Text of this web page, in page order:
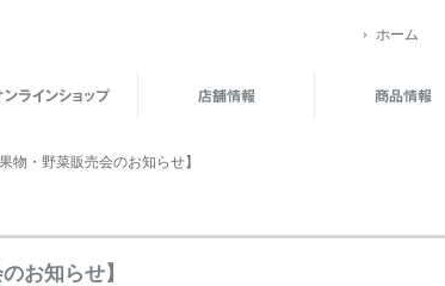
ホーム
物・野菜販売会のお知らせ】
お知らせ】